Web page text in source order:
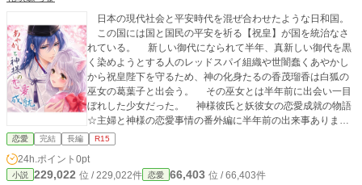
日本の現代社会と平安時代を混ぜ合わせたような日和国。
この国には国と国民の平安を祈る【祝皇】が国を統治なさ
れている。 新しい御代になられて半年、真新しい御代を黒
く染めようとする人のレッドスパイ組織や世闇蠢くあやかし
から祝皇陛下を守るため、神の化身たるの香茂瑠香は白狐の
巫女の葛葉子と出会う。 その巫女とは半年前に出会い一目
ぼれした少女だった。 神様彼氏と妖彼女の恋愛成就の物語
☆主婦と神様の恋愛事情の番外編に半年前の出来事ありま
す。そこから起点です。 2017/05/25完結しました。 続きは、
☆【あやかしと神様の円満成就】にて。 ☆イチャイチャなの
にツンデレな二人です。 ☆恋縁から両思い編です。 ☆ちょっ
ぴり、えっちなひょうげんあります。 ☆本編【祈り姫】の世
恋愛 完結 長編 R15
24h.ポイント 0pt
小説 229,022 位 / 229,022件 恋愛 66,403 位 / 66,403件